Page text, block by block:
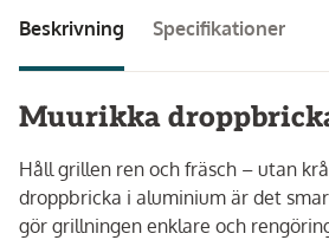
Beskrivning Specifikationer
Muurikka
Håll grillen ren och fräsch – utan
droppbricka i aluminium är det
gör grillningen enklare och